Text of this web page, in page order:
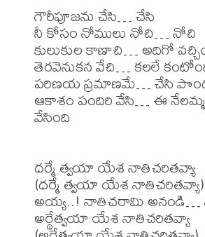
గౌరీపూజను చేసి… చేసి
నీ కోసం నోములు నోచి… నోచి
కులుకుల కాణాచి… అదిగో
తెరవెనుకన వేచి… కలలే
పరిణయ ప్రమాణమే… చేసి
ఆకాశం పందిరి వేసి… ఈ
వేసింది
ధర్మే త్వయా యేశ నాతిచరితవ్యా
(ధర్మే త్వయా యేశ నాతిచరితవ్యా)
అయ్య..! నాతిచరామి
అర్థేత్వయా యేశ నాతిచరితవ్యా